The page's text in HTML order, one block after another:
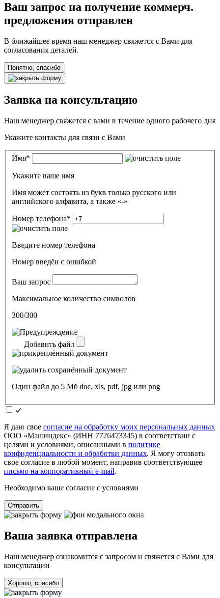
Ваш запрос на получение коммерч.
предложения отправлен
В ближайшее время наш менеджер свяжется с Вами для
согласования деталей.
Понятно, спасибо
Заявка на консультацию
Наш менеджер свяжется с вами в течение одного рабочего дня
Укажите контакты для связи с Вами
Имя*
Укажите ваше имя
Имя может состоять из букв только русского или
английского алфавита, а также «-»
Номер телефона*
Введите номер телефона
Номер введён c ошибкой
Ваш запрос
Максимальное количество символов
300/300
Добавить файл
Один файл до 5 Мб doc, xls, pdf, jpg или png
Я даю свое согласие на обработку моих персональных данных
ООО «Машиндекс» (ИНН 7726473345) в соответствии с
целями и условиями, описанными в политике
конфиденциальности и обработки данных. Я могу отозвать
свое согласие в любой момент, направив соответствующее
письмо на корпоративный e-mail.
Необходимо ваше согласие с условиями
Отправить
Ваша заявка отправлена
Наш менеджер ознакомится с запросом и свяжется с Вами для
консультации
Хорошо, спасибо